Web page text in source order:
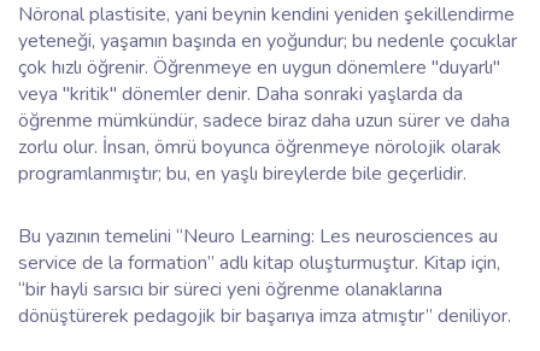
Nöronal plastisite, yani beynin kendini yeniden şekillendirme
yeteneği, yaşamın başında en yoğundur; bu nedenle çocuklar
çok hızlı öğrenir. Öğrenmeye en uygun dönemlere "duyarlı"
veya "kritik" dönemler denir. Daha sonraki yaşlarda da
öğrenme mümkündür, sadece biraz daha uzun sürer ve daha
zorlu olur. İnsan, ömrü boyunca öğrenmeye nörolojik olarak
programlanmıştır; bu, en yaşlı bireylerde bile geçerlidir.
Bu yazının temelini “Neuro Learning: Les neurosciences au
service de la formation” adlı kitap oluşturmuştur. Kitap için,
“bir hayli sarsıcı bir süreci yeni öğrenme olanaklarına
dönüştürerek pedagojik bir başarıya imza atmıştır” deniliyor.